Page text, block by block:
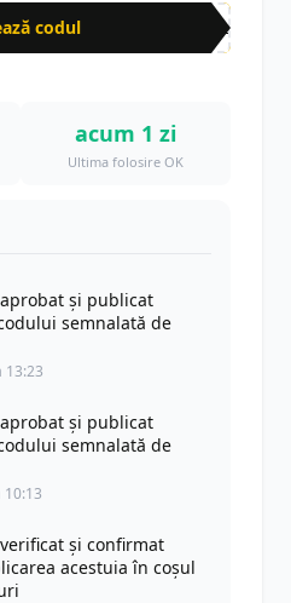
codul MUL
acum 1 zi
Ultima folosire OK
și publicat
semnalată de
13:23
și publicat
semnalată de
10:13
și confirmat
acestuia în coșul